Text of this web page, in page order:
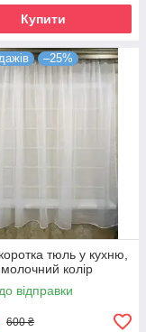
Купити
–25%
тюль у кухню,
колір
відправки
600 ₴